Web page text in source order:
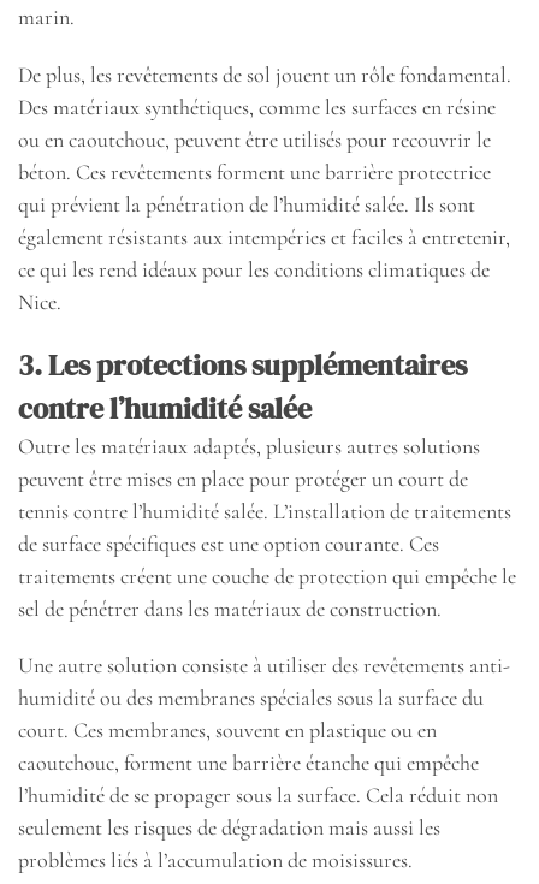
marin.
De plus, les revêtements de sol jouent un rôle fondamental.
Des matériaux synthétiques, comme les surfaces en résine
ou en caoutchouc, peuvent être utilisés pour recouvrir le
béton. Ces revêtements forment une barrière protectrice
qui prévient la pénétration de l’humidité salée. Ils sont
également résistants aux intempéries et faciles à entretenir,
ce qui les rend idéaux pour les conditions climatiques de
Nice.
3. Les protections supplémentaires
contre l’humidité salée
Outre les matériaux adaptés, plusieurs autres solutions
peuvent être mises en place pour protéger un court de
tennis contre l’humidité salée. L’installation de traitements
de surface spécifiques est une option courante. Ces
traitements créent une couche de protection qui empêche le
sel de pénétrer dans les matériaux de construction.
Une autre solution consiste à utiliser des revêtements anti-
humidité ou des membranes spéciales sous la surface du
court. Ces membranes, souvent en plastique ou en
caoutchouc, forment une barrière étanche qui empêche
l’humidité de se propager sous la surface. Cela réduit non
seulement les risques de dégradation mais aussi les
problèmes liés à l’accumulation de moisissures.